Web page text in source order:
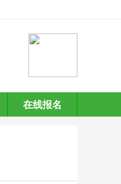
在线报名